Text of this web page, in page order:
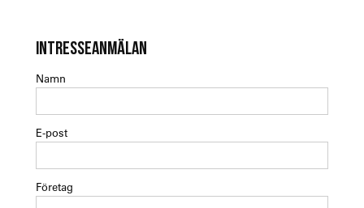
INTRESSEANMÄLAN
Namn
E-post
Företag